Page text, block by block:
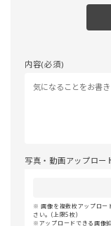
内容(必須)
写真・動画アップロー
画像を複数枚アップロー
さい。(上限5枚)
アップロードできる画